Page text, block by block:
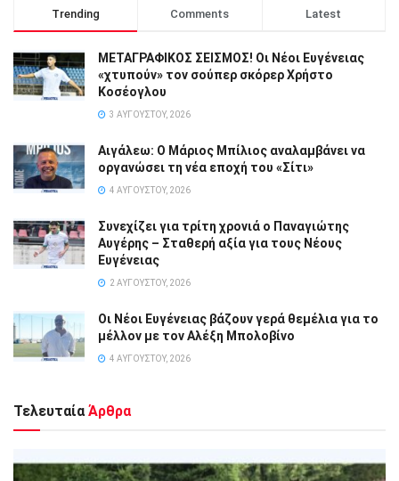
Trending Comments Latest
ΜΕΤΑΓΡΑΦΙΚΟΣ ΣΕΙΣΜΟΣ! Οι Νέοι Ευγένειας
«χτυπούν» τον σούπερ σκόρερ Χρήστο
Κοσέογλου
3 ΑΥΓΟΎΣΤΟΥ, 2026
Αιγάλεω: Ο Μάριος Μπίλιος αναλαμβάνει να
οργανώσει τη νέα εποχή του «Σίτι»
4 ΑΥΓΟΎΣΤΟΥ, 2026
Συνεχίζει για τρίτη χρονιά ο Παναγιώτης
Αυγέρης – Σταθερή αξία για τους Νέους
Ευγένειας
2 ΑΥΓΟΎΣΤΟΥ, 2026
Οι Νέοι Ευγένειας βάζουν γερά θεμέλια για το
μέλλον με τον Αλέξη Μπολοβίνο
4 ΑΥΓΟΎΣΤΟΥ, 2026
Τελευταία Άρθρα